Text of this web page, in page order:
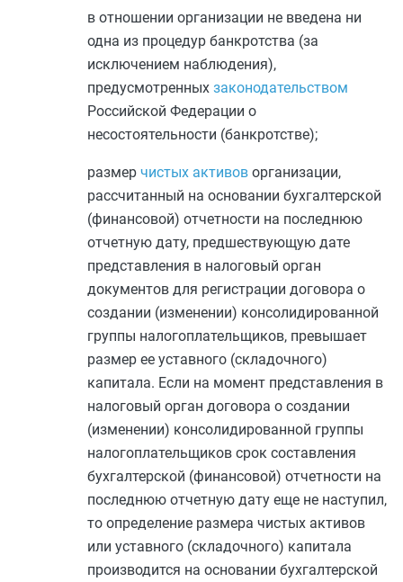
в отношении организации не введена ни
одна из процедур банкротства (за
исключением наблюдения),
предусмотренных законодательством
Российской Федерации о
несостоятельности (банкротстве);
размер чистых активов организации,
рассчитанный на основании бухгалтерской
(финансовой) отчетности на последнюю
отчетную дату, предшествующую дате
представления в налоговый орган
документов для регистрации договора о
создании (изменении) консолидированной
группы налогоплательщиков, превышает
размер ее уставного (складочного)
капитала. Если на момент представления в
налоговый орган договора о создании
(изменении) консолидированной группы
налогоплательщиков срок составления
бухгалтерской (финансовой) отчетности на
последнюю отчетную дату еще не наступил,
то определение размера чистых активов
или уставного (складочного) капитала
производится на основании бухгалтерской